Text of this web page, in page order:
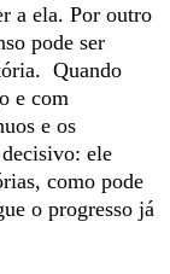
a ela. Por outro
pode ser
Quando
e com
e os
ele
como pode
o progresso já